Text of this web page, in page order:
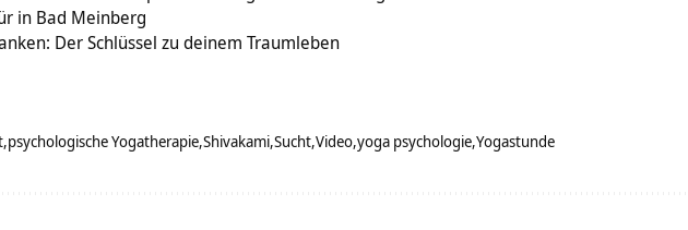
in Bad Meinberg
Der Schlüssel zu deinem Traumleben
psychologische Yogatherapie Shivakami Sucht Video yoga psychologie Yogastunde